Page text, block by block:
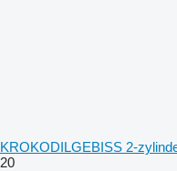
KROKODILGEBISS 2-
20